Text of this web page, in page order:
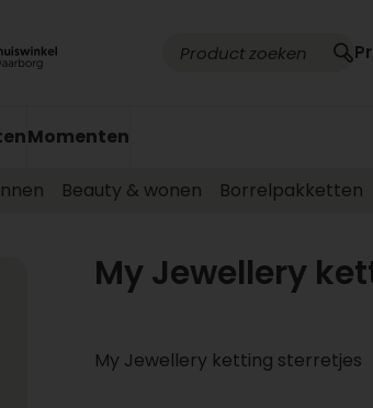
Momenten
Beauty & wonen Borrelpakketten
My Jewellery
My Jewellery ketting sterretjes